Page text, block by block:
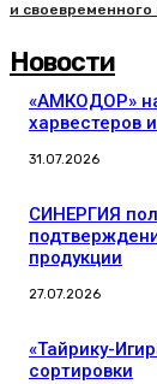
и своевременного
Новости
«АМКОДОР»
харвестеров
31.07.2026
СИНЕРГИЯ
продукции
27.07.2026
«Тайрику-
сортировки